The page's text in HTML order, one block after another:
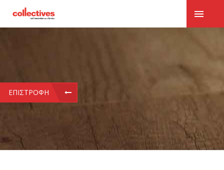
ΕΠΙΣΤΡΟΦΉ